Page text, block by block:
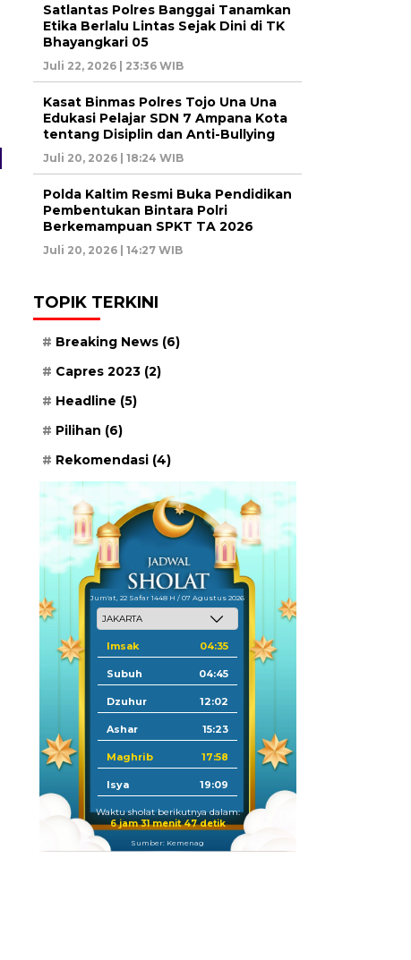
Satlantas Polres Banggai Tanamkan
Etika Berlalu Lintas Sejak Dini di TK
Bhayangkari 05
Juli 22, 2026 | 23:36 WIB
Kasat Binmas Polres Tojo Una Una
Edukasi Pelajar SDN 7 Ampana Kota
tentang Disiplin dan Anti-Bullying
Juli 20, 2026 | 18:24 WIB
Polda Kaltim Resmi Buka Pendidikan
Pembentukan Bintara Polri
Berkemampuan SPKT TA 2026
Juli 20, 2026 | 14:27 WIB
TOPIK TERKINI
Breaking News (6)
Capres 2023 (2)
Headline (5)
Pilihan (6)
Rekomendasi (4)
Jum'at, 22 Safar 1448 H / 07 Agustus 2026
Imsak 04:35
Subuh 04:45
Dzuhur 12:02
Ashar 15:23
Maghrib 17:58
Isya 19:09
Waktu sholat berikutnya dalam:
6 jam 31 menit 46 detik
Sumber: Kemenag